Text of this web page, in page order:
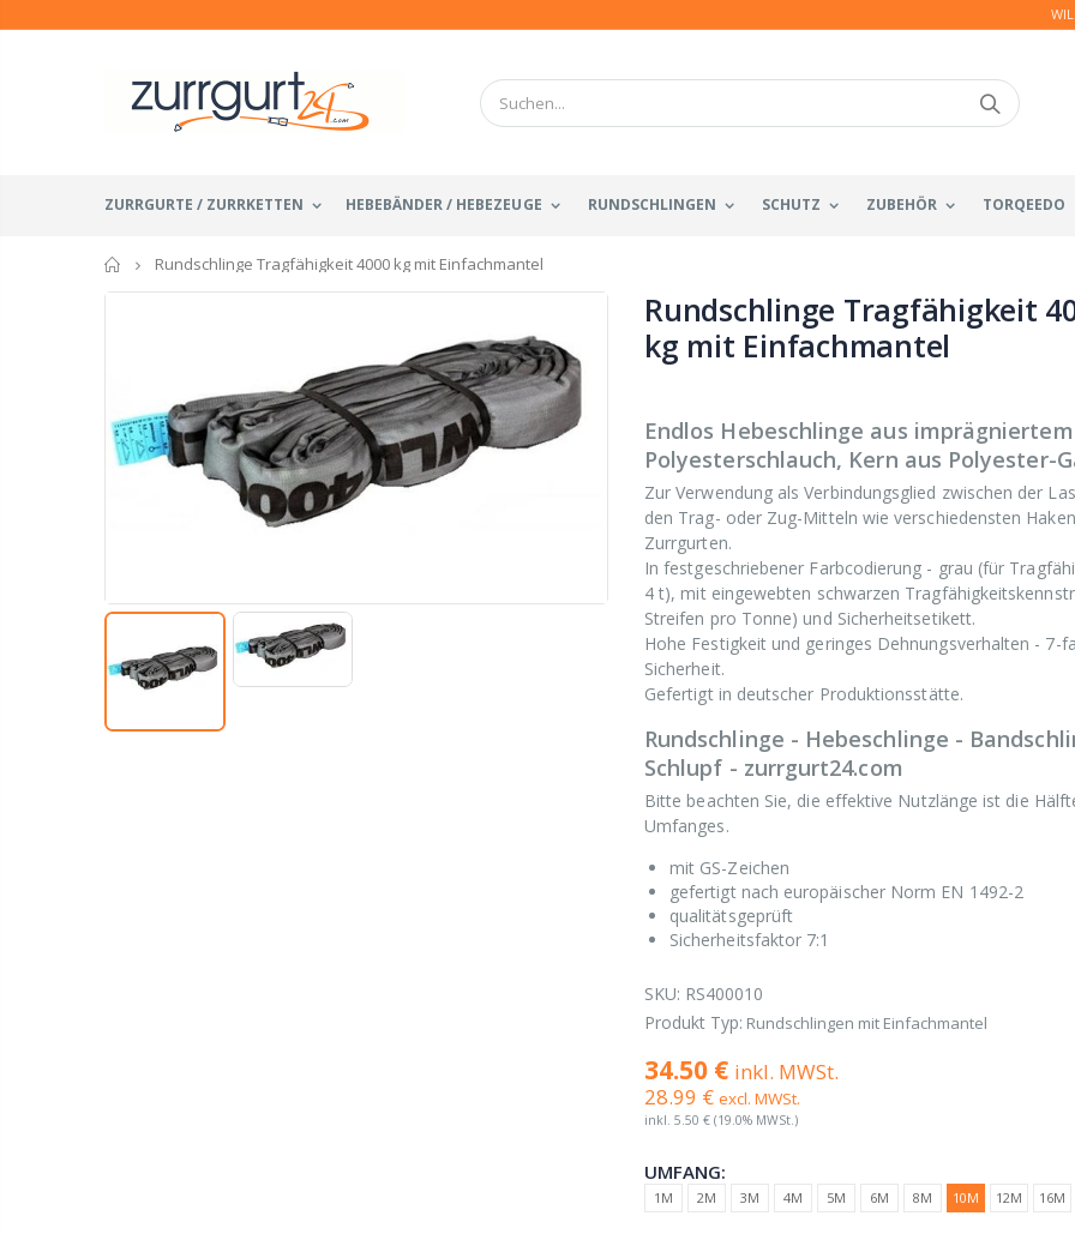
ZURRGURTE / ZURRKETTEN HEBEBÄNDER / HEBEZEUGE RUNDSCHLINGEN SCHUTZ ZUBEHÖR TORQEEDO
Startseite
Rundschlinge Tragfähigkeit 4000 kg mit Einfachmantel
Rundschlinge Tragfähigkeit
kg mit Einfachmantel
Endlos Hebeschlinge aus imprägniertem
Polyesterschlauch, Kern aus Polyester-
Zur Verwendung als Verbindungsglied zwischen der
den Trag- oder Zug-Mitteln wie verschiedensten
Zurrgurten.
In festgeschriebener Farbcodierung - grau (für
4 t), mit eingewebten schwarzen
Streifen pro Tonne) und Sicherheitsetikett.
Hohe Festigkeit und geringes Dehnungsverhalten - 7-
Sicherheit.
Gefertigt in deutscher Produktionsstätte.
Rundschlinge - Hebeschlinge -
Schlupf - zurrgurt24.com
Bitte beachten Sie, die effektive Nutzlänge ist die
Umfanges.
mit GS-Zeichen
gefertigt nach europäischer Norm EN 1492-2
qualitätsgeprüft
Sicherheitsfaktor 7:1
SKU: RS400010
Produkt Typ: Rundschlingen mit Einfachmantel
34.50 € inkl. MWSt.
28.99 € excl. MWSt.
inkl. 5.50 € (19.0% MWSt.)
UMFANG:
1M 2M 3M 4M 5M 6M 8M 10M 12M 16M